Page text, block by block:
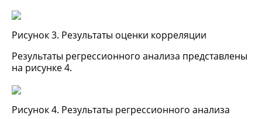
Рисунок 3. Результаты оценки корреляции
Результаты регрессионного анализа представлены
на рисунке 4.
Рисунок 4. Результаты регрессионного анализа